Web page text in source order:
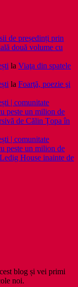
de președinți prin
două volume cu
la Viaţa din spatele
la Foarţă, poezie şi
| comunitate
peste un milion de
de Călin Țopa în
| comunitate
peste un milion de
House inainte de
blog și vei primi
noi.